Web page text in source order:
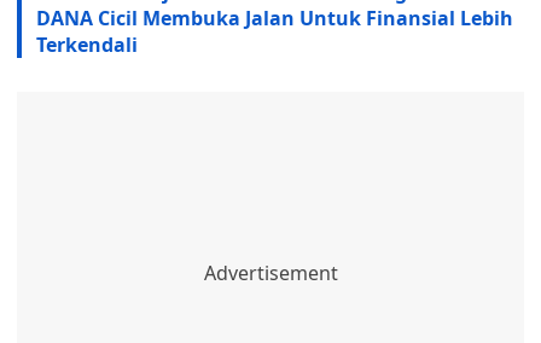
DANA Cicil Membuka Jalan Untuk Finansial Lebih
Terkendali